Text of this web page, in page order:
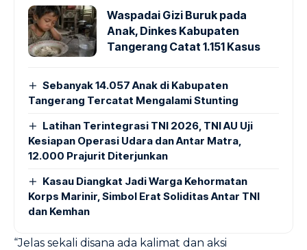
Waspadai Gizi Buruk pada
Anak, Dinkes Kabupaten
Tangerang Catat 1.151 Kasus
Sebanyak 14.057 Anak di Kabupaten
Tangerang Tercatat Mengalami Stunting
Latihan Terintegrasi TNI 2026, TNI AU Uji
Kesiapan Operasi Udara dan Antar Matra,
12.000 Prajurit Diterjunkan
Kasau Diangkat Jadi Warga Kehormatan
Korps Marinir, Simbol Erat Soliditas Antar TNI
dan Kemhan
“Jelas sekali disana ada kalimat dan aksi